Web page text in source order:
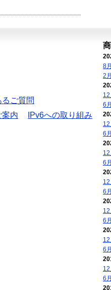
るご質問
案内
IPv6への取り組み
8月
2月
12
6月
12
6月
12
6月
12
6月
12
6月
12
6月
12
6月